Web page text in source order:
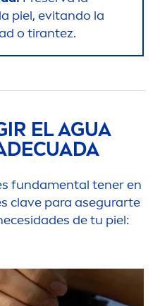
piel, evitando la
o tirantez.
EL AGUA
fundamental tener en
clave para asegurarte
de tu piel: